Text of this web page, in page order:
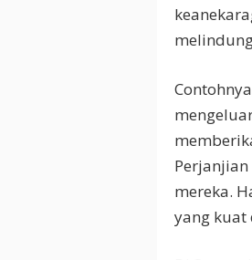
mereka.
yang kuat